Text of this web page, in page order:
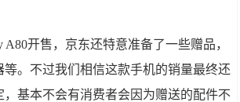
A80开售，京东还特意准备了一些赠品，
等。不过我们相信这款手机的销量最终还
，基本不会有消费者会因为赠送的配件不